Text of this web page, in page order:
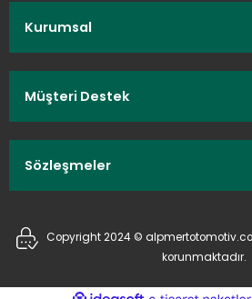
Kurumsal
Müşteri Destek
Sözleşmeler
Copyright 2024 ©
korunmaktadır.